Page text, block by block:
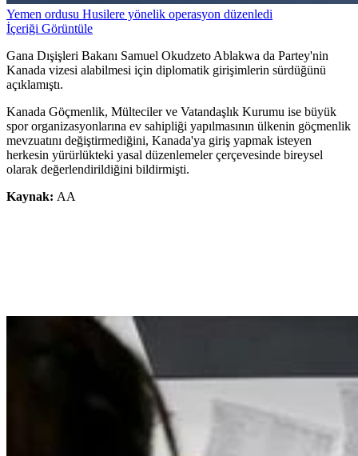
Yemen ordusu Husilere yönelik operasyon düzenledi
İçeriği Görüntüle
Gana Dışişleri Bakanı Samuel Okudzeto Ablakwa da Partey'nin
Kanada vizesi alabilmesi için diplomatik girişimlerin sürdüğünü
açıklamıştı.
Kanada Göçmenlik, Mülteciler ve Vatandaşlık Kurumu ise büyük
spor organizasyonlarına ev sahipliği yapılmasının ülkenin göçmenlik
mevzuatını değiştirmediğini, Kanada'ya giriş yapmak isteyen
herkesin yürürlükteki yasal düzenlemeler çerçevesinde bireysel
olarak değerlendirildiğini bildirmişti.
Kaynak: AA